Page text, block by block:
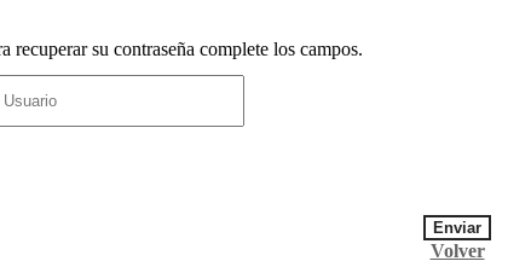
recuperar su contraseña complete los campos.
Volver